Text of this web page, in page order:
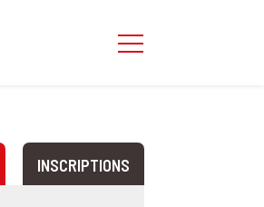
INSCRIPTIONS